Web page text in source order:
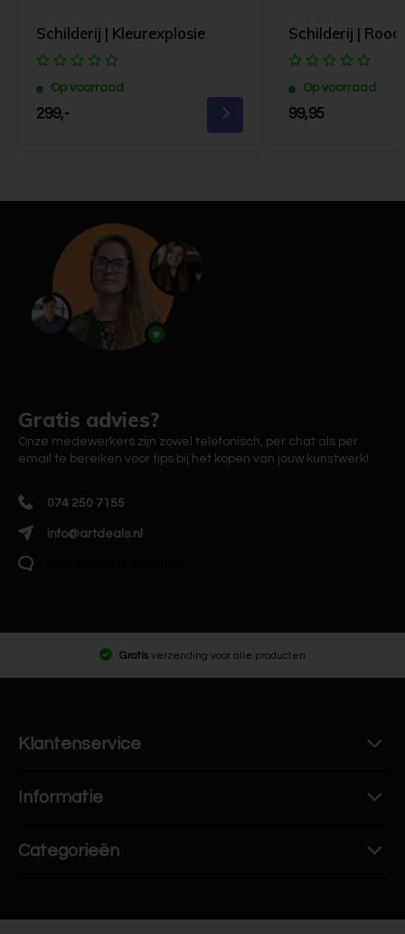
Schilderij | Kleurexplosie
Op voorraad
299,-
Schilderij | Rood
Op voorraad
99,95
Gratis advies?
Onze medewerkers zijn zowel telefonisch, per chat als per
email te bereiken voor tips bij het kopen van jouw kunstwerk!
074 250 7155
info@artdeals.nl
Gratis verzending voor alle producten
Klantenservice
Informatie
Categorieën